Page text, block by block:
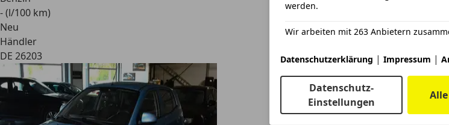
werden.
Wir arbeiten mit 263 Anbietern
Datenschutzerklärung | Impressum |
Datenschutz-
Einstellungen
- (l/100 km)
Neu
Händler
DE 26203